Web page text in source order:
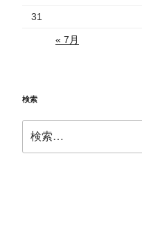
31
« 7月
検索
索: